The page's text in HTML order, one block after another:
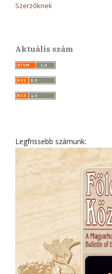
Szerzőknek
Aktuális szám
Legfrissebb számunk: